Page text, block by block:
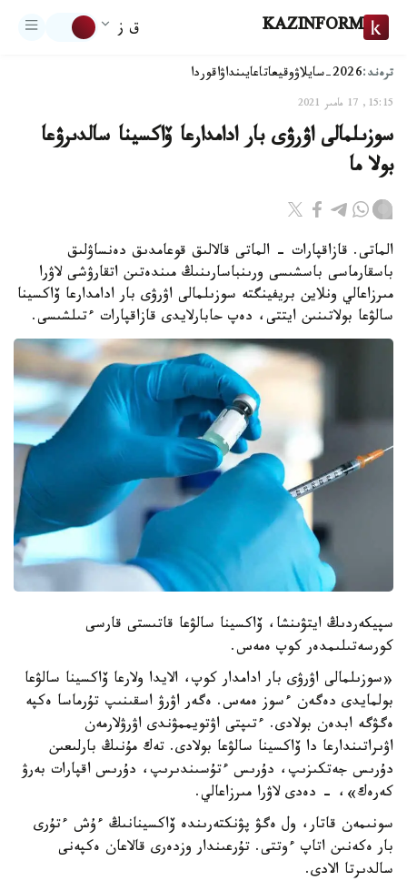
KAZINFORM ق ز
ترەند:2026-سايلاۋ وقيعاتاعايىنداۋاقوردا
15:15, 17 مامىر 2021
سوزىلمالى اۋرۋى بار ادامدارعا ۆاكسينا سالدىرۋعا
بولا ما
الماتى. قازاقپارات - الماتى قالالىق قوعامدىق دەنساۋلىق
باسقارماسى باسشىسى ورىنباسارىنىڭ مىندەتىن اتقارۋشى لاۋرا
مىرزاعالي ونلاين بريفينگتە سوزىلمالى اۋرۋى بار ادامدارعا ۆاكسينا
سالۋعا بولاتىنىن ايتتى، دەپ حابارلايدى قازاقپارات ءتىلشىسى.
سپيكەردىڭ ايتۋىنشا، ۆاكسينا سالۋعا قاتىستى قارسى
كورسەتىلىمدەر كوپ ەمەس.
«سوزىلمالى اۋرۋى بار ادامدار كوپ، الايدا ولارعا ۆاكسينا سالۋعا
بولمايدى دەگەن ءسوز ەمەس. ەگەر اۋرۋ اسقىنىپ تۇرماسا ەكپە
ەگۋگە ابدەن بولادى. ءتىپتى اۋتويممۋندى اۋرۋلارمەن
اۋىراتىندارعا دا ۆاكسينا سالۋعا بولادى. تەك مۇنىڭ بارلىعىن
دۇرىس جەتكىزىپ، دۇرىس ءتۇسىندىرىپ، دۇرىس اقپارات بەرۋ
كەرەك»، - دەدى لاۋرا مىرزاعالي.
سونىمەن قاتار، ول ەگۋ پۋنكتەرىندە ۆاكسينانىڭ ءۇش ءتۇرى
بار ەكەنىن اتاپ ءوتتى. تۇرعىندار وزدەرى قالاعان ەكپەنى
سالدىرتا الادى.